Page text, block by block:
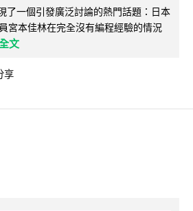
了一個引發廣泛討論的熱門話題：日本
宮本佳林在完全沒有編程經驗的情況
文
享